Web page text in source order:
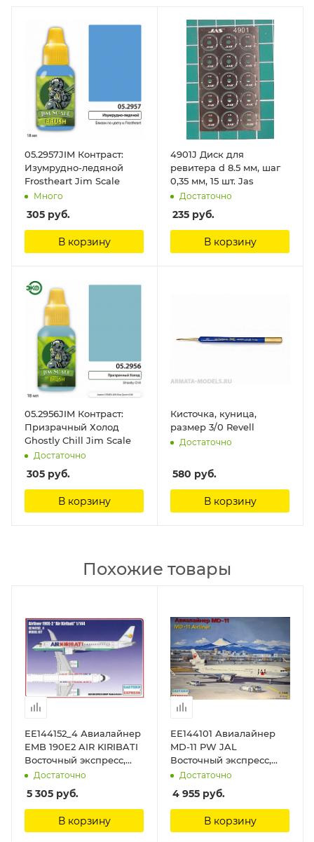
05.2957JIM Контраст:
Изумрудно-ледяной
Frostheart Jim Scale
Много
305 руб.
В корзину
4901J Диск для
ревитера d 8.5 мм, шаг
0,35 мм, 15 шт. Jas
Достаточно
235 руб.
В корзину
05.2956JIM Контраст:
Призрачный Холод
Ghostly Chill Jim Scale
Достаточно
305 руб.
В корзину
Кисточка, куница,
размер 3/0 Revell
Достаточно
580 руб.
В корзину
Похожие товары
ЕЕ144152_4 Авиалайнер
EMB 190E2 AIR KIRIBATI
Восточный экспресс,
1/144
Достаточно
5 305 руб.
В корзину
ЕЕ144101 Авиалайнер
MD-11 PW JAL
Восточный экспресс,
1/144
Достаточно
4 955 руб.
В корзину